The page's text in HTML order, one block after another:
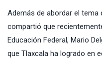
Además de abordar el
compartió que
Educación Federal, Mario
que Tlaxcala ha logrado en